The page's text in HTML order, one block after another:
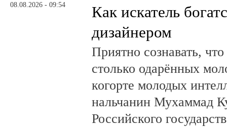
08.08.2026 - 09:54
Как искатель
дизайнером
Приятно сознавать,
столько одарённых
когорте молодых
нальчанин Мухаммад
Российского